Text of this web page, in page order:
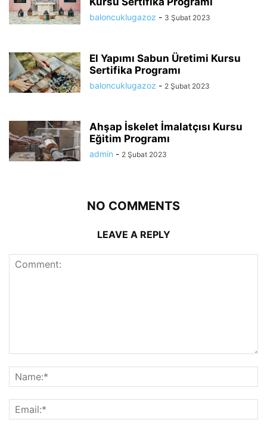
baloncuklugazoz - 3 Şubat 2023
El Yapımı Sabun Üretimi Kursu
Sertifika Programı
baloncuklugazoz - 2 Şubat 2023
Ahşap İskelet İmalatçısı Kursu
Eğitim Programı
admin - 2 Şubat 2023
NO COMMENTS
LEAVE A REPLY